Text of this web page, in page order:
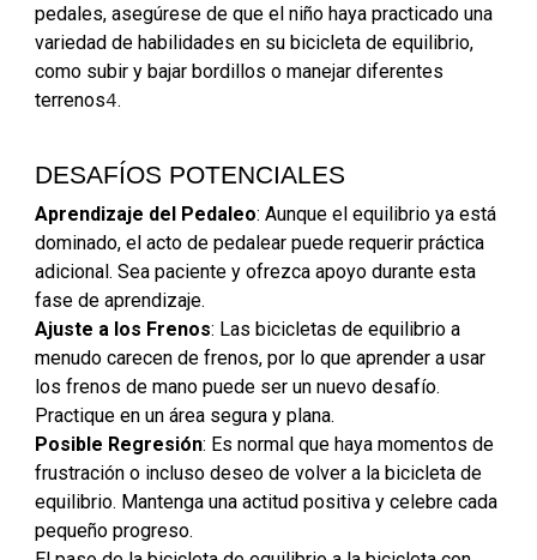
pedales, asegúrese de que el niño haya practicado una
variedad de habilidades en su bicicleta de equilibrio,
como subir y bajar bordillos o manejar diferentes
terrenos4.
DESAFÍOS POTENCIALES
Aprendizaje del Pedaleo: Aunque el equilibrio ya está
dominado, el acto de pedalear puede requerir práctica
adicional. Sea paciente y ofrezca apoyo durante esta
fase de aprendizaje.
Ajuste a los Frenos: Las bicicletas de equilibrio a
menudo carecen de frenos, por lo que aprender a usar
los frenos de mano puede ser un nuevo desafío.
Practique en un área segura y plana.
Posible Regresión: Es normal que haya momentos de
frustración o incluso deseo de volver a la bicicleta de
equilibrio. Mantenga una actitud positiva y celebre cada
pequeño progreso.